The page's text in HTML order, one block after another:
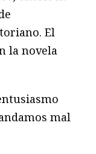
El
la novela
mal